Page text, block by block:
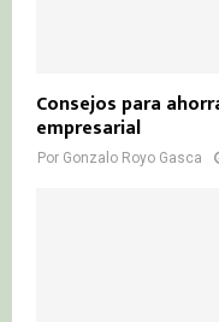
Consejos para
empresarial
Por Gonzalo Royo Gasca